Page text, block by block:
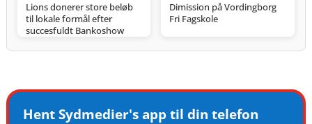
Lions donerer store beløb
til lokale formål efter
succesfuldt Bankoshow
Dimission på Vordingborg
Fri Fagskole
Hent Sydmedier's app til din telefon